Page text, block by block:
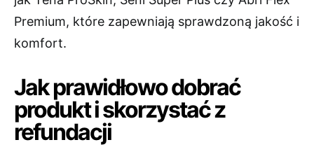
Premium, które zapewniają sprawdzoną jakość i
komfort.
Jak prawidłowo dobrać
produkt i skorzystać z
refundacji